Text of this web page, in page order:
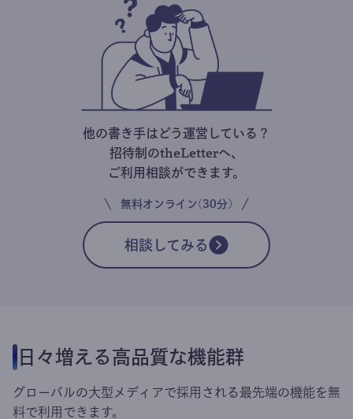
他の書き手はどう運営している？
招待制のtheLetterへ、
ご利用相談ができます。
無料オンライン(30分)
相談してみる
日々増える高品質な機能群
グローバルの大型メディアで採用される最先端の機能を無
料で利用できます。